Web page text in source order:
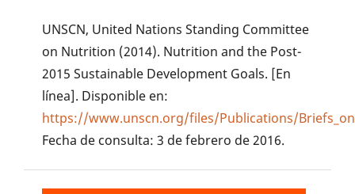
UNSCN, United Nations Standing Committee
on Nutrition (2014). Nutrition and the Post-
2015 Sustainable Development Goals. [En
línea]. Disponible en:
https://www.unscn.org/files/Publications/
Fecha de consulta: 3 de febrero de 2016.